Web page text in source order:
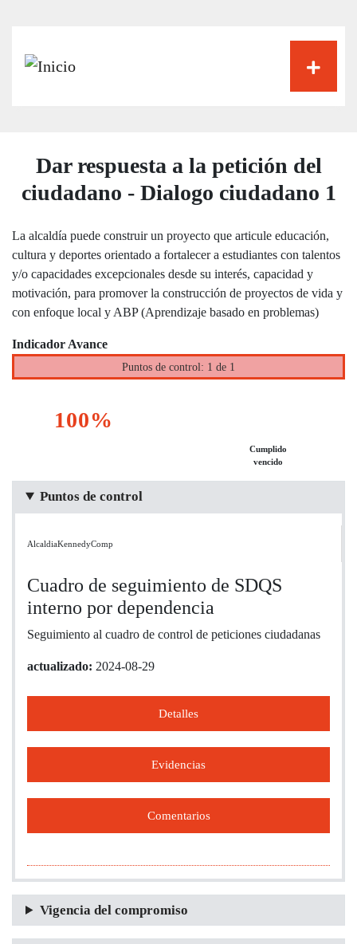
Dar respuesta a la petición del
ciudadano - Dialogo ciudadano 1
La alcaldía puede construir un proyecto que articule educación,
cultura y deportes orientado a fortalecer a estudiantes con talentos
y/o capacidades excepcionales desde su interés, capacidad y
motivación, para promover la construcción de proyectos de vida y
con enfoque local y ABP (Aprendizaje basado en problemas)
Indicador Avance
Puntos de control: 1 de 1
100%
Cumplido
vencido
Puntos de control
AlcaldiaKennedyComp
Cuadro de seguimiento de SDQS
interno por dependencia
Seguimiento al cuadro de control de peticiones ciudadanas
actualizado: 2024-08-29
Detalles
Evidencias
Comentarios
Vigencia del compromiso